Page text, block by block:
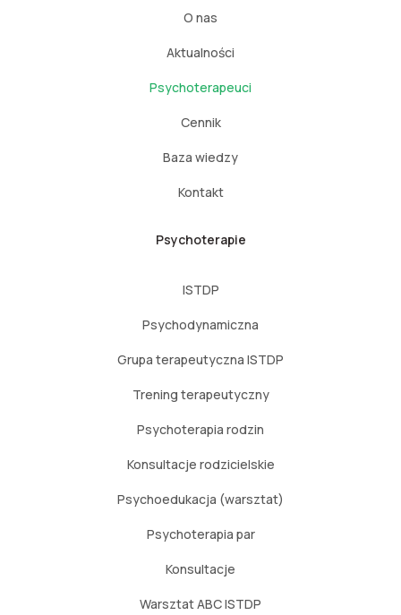
O nas
Aktualności
Psychoterapeuci
Cennik
Baza wiedzy
Kontakt
Psychoterapie
ISTDP
Psychodynamiczna
Grupa terapeutyczna ISTDP
Trening terapeutyczny
Psychoterapia rodzin
Konsultacje rodzicielskie
Psychoedukacja (warsztat)
Psychoterapia par
Konsultacje
Warsztat ABC ISTDP